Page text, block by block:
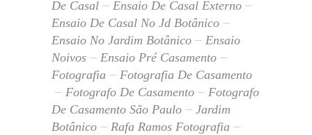
De Casal
Ensaio De Casal Externo
Ensaio De Casal No Jd Botânico
Ensaio No Jardim Botânico
Ensaio
Noivos
Ensaio Pré Casamento
Fotografia
Fotografia De Casamento
Fotografo De Casamento
Fotografo
De Casamento São Paulo
Jardim
Botânico
Rafa Ramos Fotografia